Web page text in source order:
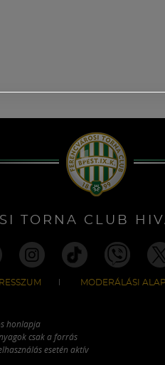
TORNA CLUB
MODERÁLÁSI
honlapja
csak a forrás
esetén aktív